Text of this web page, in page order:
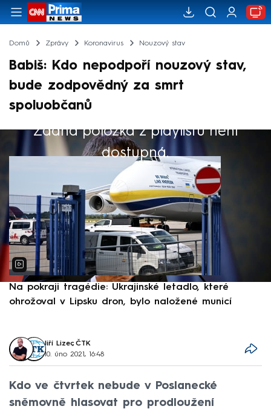
Domů Zprávy Koronavirus Nouzový stav
Babiš: Kdo nepodpoří nouzový stav,
bude zodpovědný za smrt
spoluobčanů
Žádná položka z playlistu není
dostupná.
Výběr redakce
Na pokraji tragédie: Ukrajinské letadlo, které
ohrožoval v Lipsku dron, bylo naložené municí
Jiří Lizec, ČTK
10. úno 2021, 16:48
Kdo ve čtvrtek nebude v Poslanecké
sněmovně hlasovat pro prodloužení